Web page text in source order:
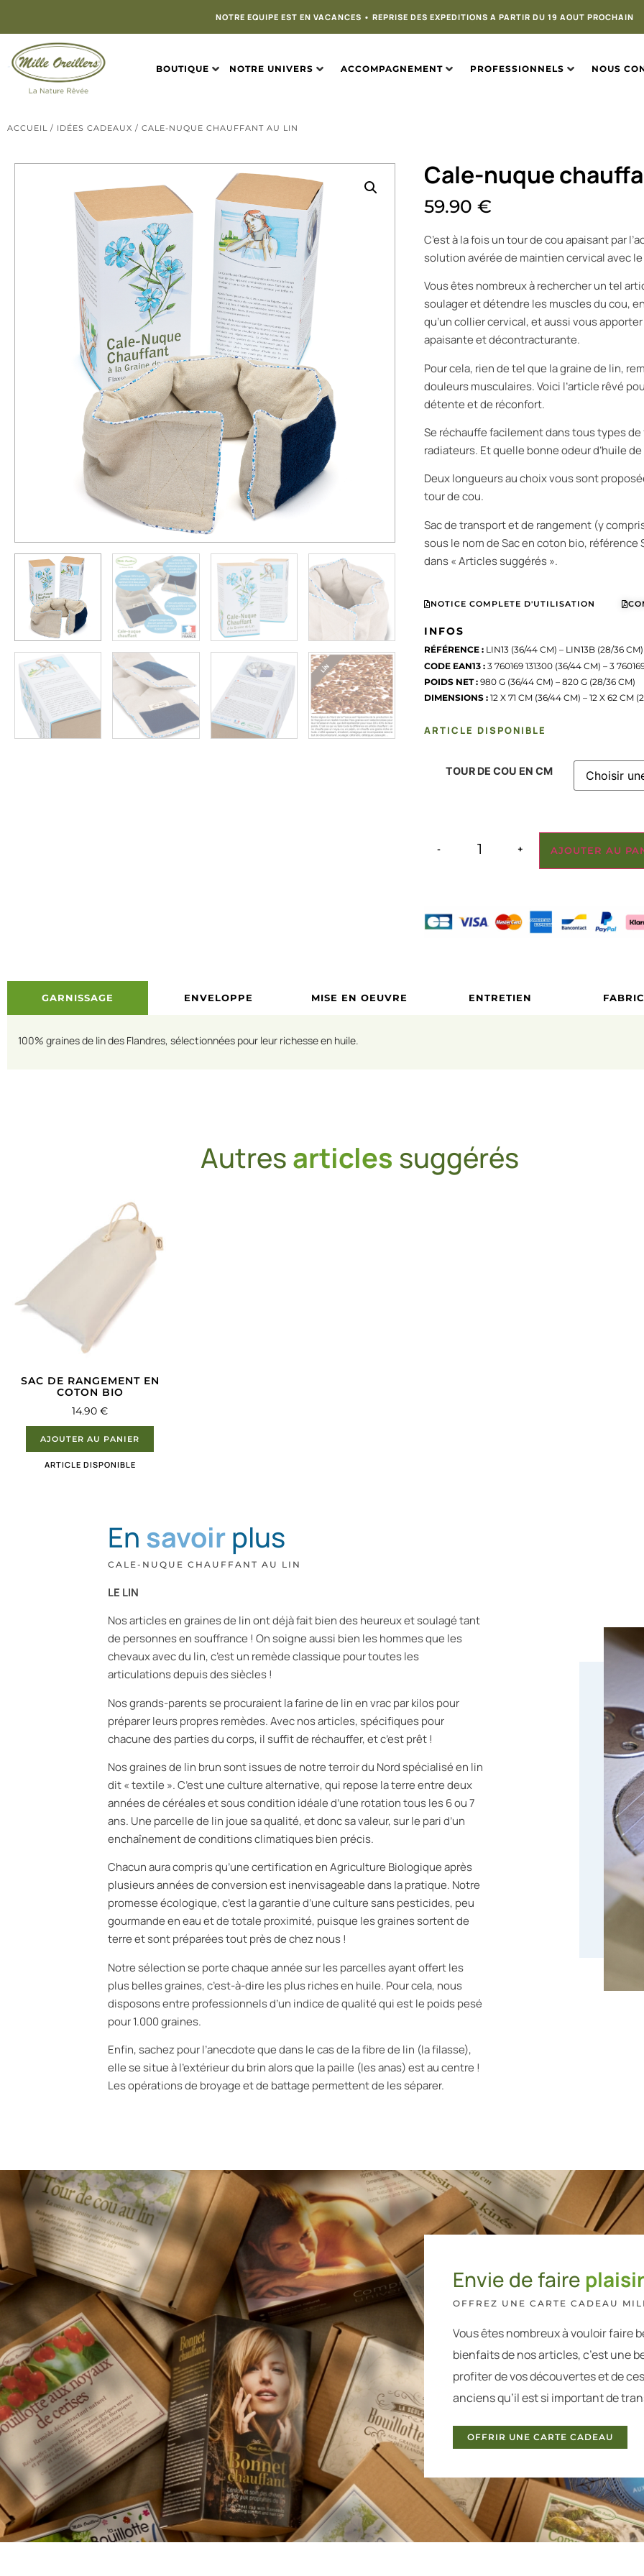
NOTRE EQUIPE EST EN VACANCES • REPRISE DES EXPEDITIONS A PARTIR DU 19 AOUT PROCHAIN
BOUTIQUE NOTRE UNIVERS ACCOMPAGNEMENT PROFESSIONNELS NOUS
ACCUEIL / IDÉES CADEAUX / CALE-NUQUE CHAUFFANT AU LIN
Cale-nuque
59.90 €
C’est à la fois un tour de cou apaisant par
solution avérée de maintien cervical avec
Vous êtes nombreux à rechercher un tel
soulager et détendre les muscles du cou,
qu’un collier cervical, et aussi vous
apaisante et décontracturante.
Pour cela, rien de tel que la graine de lin,
douleurs musculaires. Voici l’article rêvé
détente et de réconfort.
Se réchauffe facilement dans tous types
radiateurs. Et quelle bonne odeur d’huile de
Deux longueurs au choix vous sont
tour de cou.
Sac de transport et de rangement (y
sous le nom de Sac en coton bio, référence
dans « Articles suggérés ».
NOTICE COMPLETE D'UTILISATION
INFOS
RÉFÉRENCE : LIN13 (36/44 CM) – LIN13B (28/36 CM)
CODE EAN13 : 3 760169 131300 (36/44 CM) – 3
POIDS NET : 980 G (36/44 CM) – 820 G (28/36 CM)
DIMENSIONS : 12 X 71 CM (36/44 CM) – 12 X 62 CM
ARTICLE DISPONIBLE
TOUR DE COU EN CM
- + AJOUTER AU
GARNISSAGE ENVELOPPE MISE EN OEUVRE ENTRETIEN
100% graines de lin des Flandres, sélectionnées pour leur richesse en huile.
Autresarticles suggérés
SAC DE RANGEMENT EN
COTON BIO
14.90 €
AJOUTER AU PANIER
ARTICLE DISPONIBLE
En savoirplus
CALE-NUQUE CHAUFFANT AU LIN
LE LIN
Nos articles en graines de lin ont déjà fait bien des heureux et soulagé tant
de personnes en souffrance ! On soigne aussi bien les hommes que les
chevaux avec du lin, c’est un remède classique pour toutes les
articulations depuis des siècles !
Nos grands-parents se procuraient la farine de lin en vrac par kilos pour
préparer leurs propres remèdes. Avec nos articles, spécifiques pour
chacune des parties du corps, il suffit de réchauffer, et c’est prêt !
Nos graines de lin brun sont issues de notre terroir du Nord spécialisé en lin
dit « textile ». C’est une culture alternative, qui repose la terre entre deux
années de céréales et sous condition idéale d’une rotation tous les 6 ou 7
ans. Une parcelle de lin joue sa qualité, et donc sa valeur, sur le pari d’un
enchaînement de conditions climatiques bien précis.
Chacun aura compris qu’une certification en Agriculture Biologique après
plusieurs années de conversion est inenvisageable dans la pratique. Notre
promesse écologique, c’est la garantie d’une culture sans pesticides, peu
gourmande en eau et de totale proximité, puisque les graines sortent de
terre et sont préparées tout près de chez nous !
Notre sélection se porte chaque année sur les parcelles ayant offert les
plus belles graines, c’est-à-dire les plus riches en huile. Pour cela, nous
disposons entre professionnels d’un indice de qualité qui est le poids pesé
pour 1.000 graines.
Enfin, sachez pour l’anecdote que dans le cas de la fibre de lin (la filasse),
elle se situe à l’extérieur du brin alors que la paille (les anas) est au centre !
Les opérations de broyage et de battage permettent de les séparer.
Envie de faire
OFFREZ UNE CARTE CADEAU
Vous êtes nombreux à vouloir faire
bienfaits de nos articles, c’est une
profiter de vos découvertes et de
anciens qu’il est si important de
OFFRIR UNE CARTE CADEAU